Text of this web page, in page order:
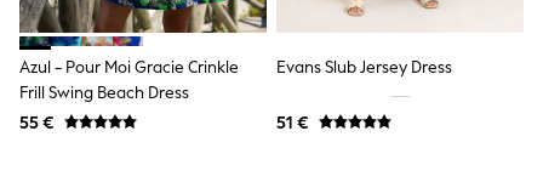
Slippers
Boots
Wellies
Wide Fit
Schoolwear
Shop All
Azul - Pour Moi Gracie Crinkle
Frill Swing Beach Dress
55 €
Evans Slub Jersey Dress
51 €